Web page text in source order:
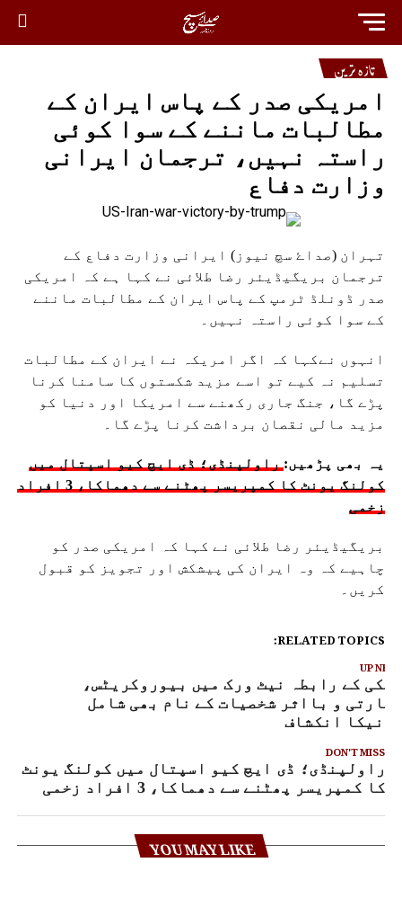
تازہ ترین
امریکی صدر کے پاس ایران کے
مطالبات ماننے کے سوا کوئی
راستہ نہیں، ترجمان ایرانی
وزارت دفاع
تہران (صداۓ سچ نیوز) ایرانی وزارت دفاع کے
ترجمان بریگیڈیئر رضا طلائی نے کہا ہے کہ امریکی
صدر ڈونلڈ ٹرمپ کے پاس ایران کے مطالبات ماننے
کے سوا کوئی راستہ نہیں۔
انہوں نےکہا کہ اگر امریکہ نے ایران کے مطالبات
تسلیم نہ کیے تو اسے مزید شکستوں کا سامنا کرنا
پڑے گا، جنگ جاری رکھنے سے امریکا اور دنیا کو
مزید مالی نقصان برداشت کرنا پڑے گا۔
یہ بھی پڑھیں: راولپنڈی؛ ڈی ایچ کیو اسپتال میں
کولنگ یونٹ کا کمپریسر پھٹنے سے دھماکا، 3 افراد
زخمی
بریگیڈیئر رضا طلائی نے کہا کہ امریکی صدر کو
چاہیے کہ وہ ایران کی پیشکش اور تجویز کو قبول
کریں۔
RELATED TOPICS:
UP
کے رابطہ نیٹ ورک میں بیوروکریٹس،
و بااثر شخصیات کے نام بھی شامل
انکشاف
DON'T MISS
راولپنڈی؛ ڈی ایچ کیو اسپتال میں کولنگ یونٹ
کا کمپریسر پھٹنے سے دھماکا، 3 افراد زخمی
YOU MAY LIKE